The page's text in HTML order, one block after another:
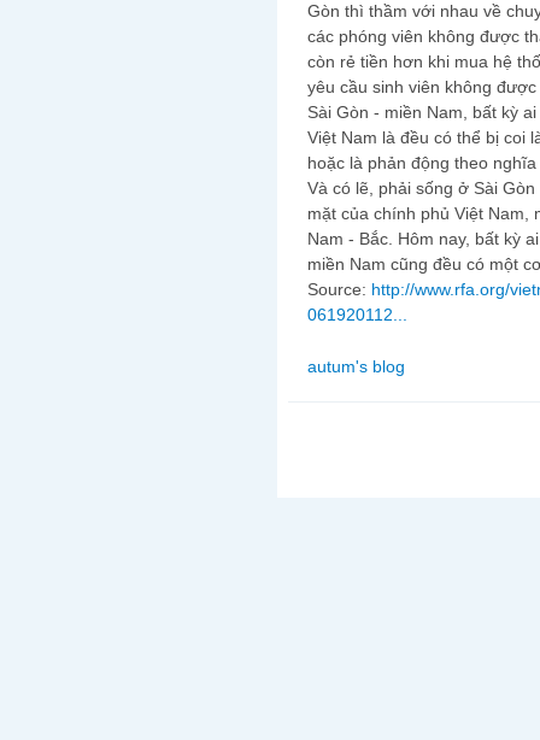
Gòn thì thầm với nhau về
các phóng viên không được
còn rẻ tiền hơn khi mua hệ
yêu cầu sinh viên không
Sài Gòn - miền Nam, bất kỳ
Việt Nam là đều có thể bị coi
hoặc là phản động theo
Và có lẽ, phải sống ở Sài
mặt của chính phủ Việt Nam,
Nam - Bắc. Hôm nay, bất kỳ
miền Nam cũng đều có một
Source: http://www.rfa.org/
061920112...
autum's blog